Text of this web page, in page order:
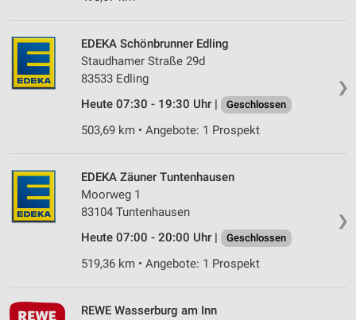
❯
EDEKA Schönbrunner Edling
Staudhamer Straße 29d
83533 Edling
Heute 07:30 - 19:30 Uhr |
Geschlossen
503,69 km • Angebote: 1 Prospekt
❯
EDEKA Zäuner Tuntenhausen
Moorweg 1
83104 Tuntenhausen
Heute 07:00 - 20:00 Uhr |
Geschlossen
519,36 km • Angebote: 1 Prospekt
REWE Wasserburg am Inn